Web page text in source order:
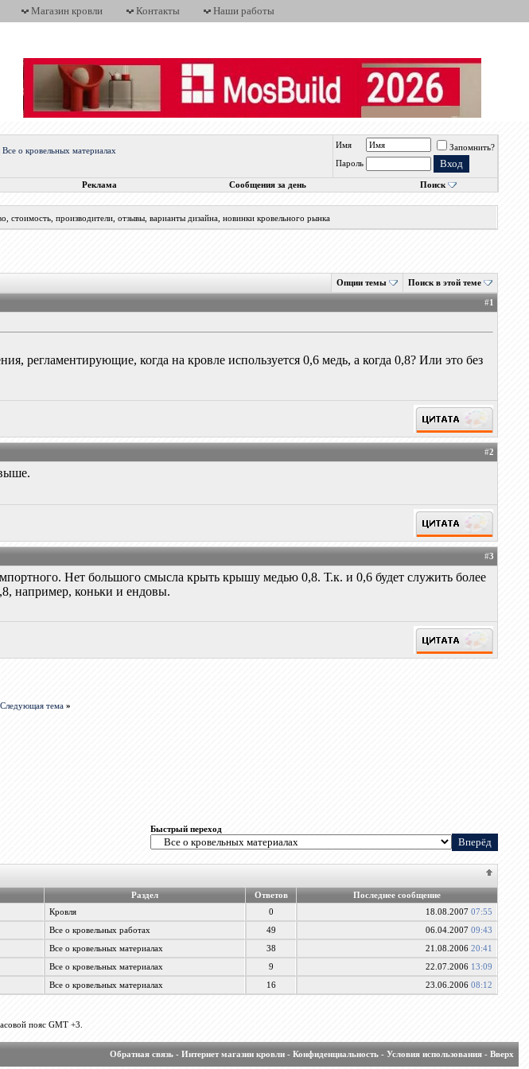
Магазин кровли Контакты Наши работы
|Все о кровельных материалах
Имя
Запомнить?
Пароль
Реклама Сообщения за день Поиск
производители, отзывы, варианты дизайна, новинки кровельного рынка
Опции темы Поиск в этой теме
#1
регламентирующие, когда на кровле используется 0,6 медь, а когда 0,8? Или это без
#2
#3
Нет большого смысла крыть крышу медью 0,8. Т.к. и 0,6 будет служить более
например, коньки и ендовы.
Следующая тема »
Быстрый переход
Раздел Ответов
Последнее сообщение
Кровля 0 18.08.200707:55
Все о кровельных работах 49 06.04.200709:43
Все о кровельных материалах 38 21.08.200620:41
Все о кровельных материалах 9 22.07.2006 13:09
Все о кровельных материалах 16 23.06.200608:12
пояс GMT +3.
Обратная связь- Интернет магазин кровли- Конфиденциальность- Условия использования- Вверх